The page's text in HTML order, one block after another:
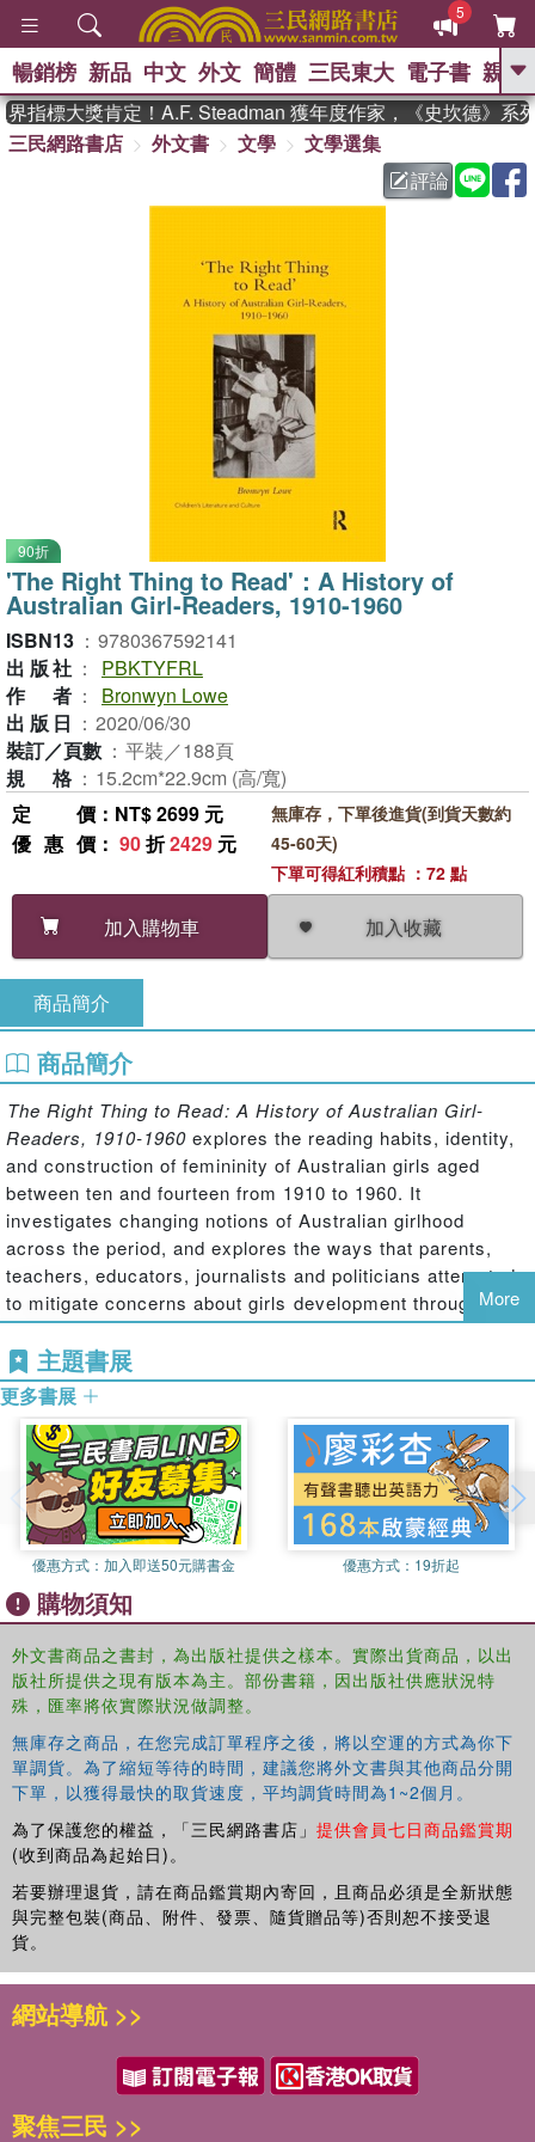
5
GO
熱搜： 東野圭吾 、
父親節 、 花開錦
方念華 、 台灣的
群喵 、 臺灣漫遊錄
暢銷榜 新品 中文 外文 簡體 三民東大 電子書 親子
指標大獎肯定！A.F. Steadman 獲年度作家，《史坎德》系列
三民網路書店
外文書 文學
文學選集
評論
90折
'The Right Thing to Read'：A History of
Australian Girl-Readers, 1910-1960
ISBN13 ： 9780367592141
出版社 ：
PBKTYFRL
作者 ：
Bronwyn Lowe
出版日 ： 2020/06/30
裝訂／頁數 ： 平裝／188頁
規格 ： 15.2cm*22.9cm (高/寬)
定價 ：NT$ 2699 元
優惠價 ： 90折2429 元
加入購物車 加入收藏
無庫存，下單後進貨(到貨天數約
45-60天)
下單可得紅利積點 ：72 點
商品簡介
商品簡介
The Right Thing to Read: A History of Australian Girl-
Readers, 1910-1960 explores the reading habits, identity,
and construction of femininity of Australian girls aged
between ten and fourteen from 1910 to 1960. It
investigates changing notions of Australian girlhood
across the period, and explores the ways that parents,
teachers, educators, journalists and politicians attempted
to mitigate concerns about girls development through the
promotion of healthy literature. The book also addresses
the influence of British publishers to Australian girl-
readers and the growing importance of Australian
publishers throughout the period. It considers the rise of
Australian literary nationalism in the global context, and
the increasing prominence of Australian literature in the
period after the Second World War. It also shows how
access to reading material improved for girls over the first
half of the last century.
More
主題書展
更多書展
優惠方式： 加入即送50元購書金 優惠方式： 19折起
購物須知
外文書商品之書封，為出版社提供之樣本。實際出貨商品，以出
版社所提供之現有版本為主。部份書籍，因出版社供應狀況特
殊，匯率將依實際狀況做調整。
無庫存之商品，在您完成訂單程序之後，將以空運的方式為你下
單調貨。為了縮短等待的時間，建議您將外文書與其他商品分開
下單，以獲得最快的取貨速度，平均調貨時間為1~2個月。
為了保護您的權益，「三民網路書店」 提供會員七日商品鑑賞期
(收到商品為起始日)。
若要辦理退貨，請在商品鑑賞期內寄回，且商品必須是全新狀態
與完整包裝(商品、附件、發票、隨貨贈品等)否則恕不接受退
貨。
網站導航 >>
聚焦三民 >>